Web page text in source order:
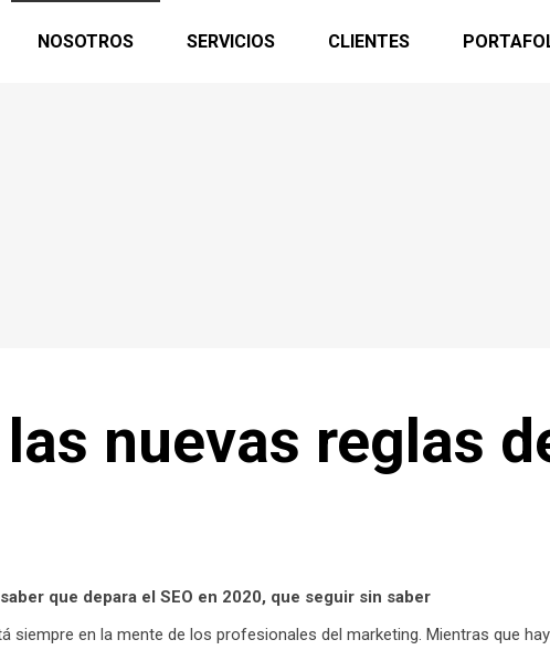
NOSOTROS SERVICIOS CLIENTES
nuevas reglas
que depara el SEO en 2020, que seguir sin saber
siempre en la mente de los profesionales del marketing. Mientras que